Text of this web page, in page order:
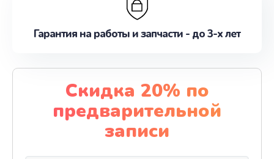
Гарантия на работы и запчасти - до 3-х лет
Скидка 20% по
предварительной
записи